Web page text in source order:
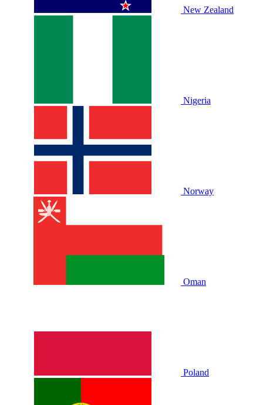
New Zealand
Nigeria
Norway
Oman
Poland